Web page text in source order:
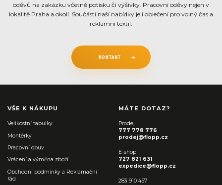
oděvů na zakázku včetně potisku či výšivky. Pracovní oděvy nejen v
lokalitě Praha a okolí. Součástí naší nabídky je i oblečení pro volný čas a
reklamní textil.
KONTAKT
VŠE K NÁKUPU
Velikostní tabulky
Montérky
Pracovní obuv
Vrácení a výměna zboží
Obchodní podmínky a Reklamační
řád
MÁTE DOTAZ?
Prodej
777 778 776
prodej@flopp.cz
E-shop
727 821 631
expedice@flopp.cz
283 910 457